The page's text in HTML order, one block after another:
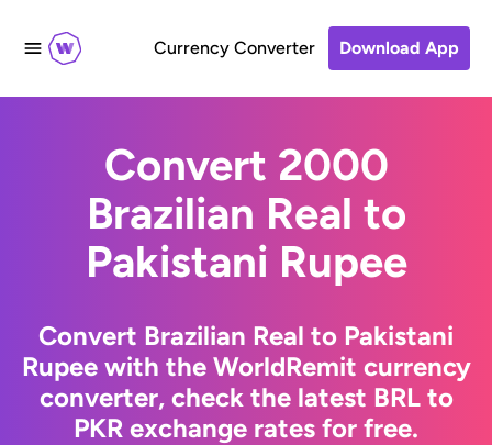
Currency Converter Download App
Convert 2000
Brazilian Real to
Pakistani Rupee
Convert Brazilian Real to Pakistani
Rupee with the WorldRemit currency
converter, check the latest BRL to
PKR exchange rates for free.